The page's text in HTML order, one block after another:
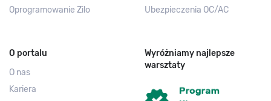
Oprogramowanie Zilo
Ubezpieczenia OC/AC
O portalu
O nas
Kariera
Wyróżniamy najlepsze
warsztaty